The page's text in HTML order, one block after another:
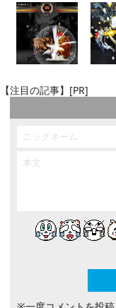
【注目の記事】[PR]